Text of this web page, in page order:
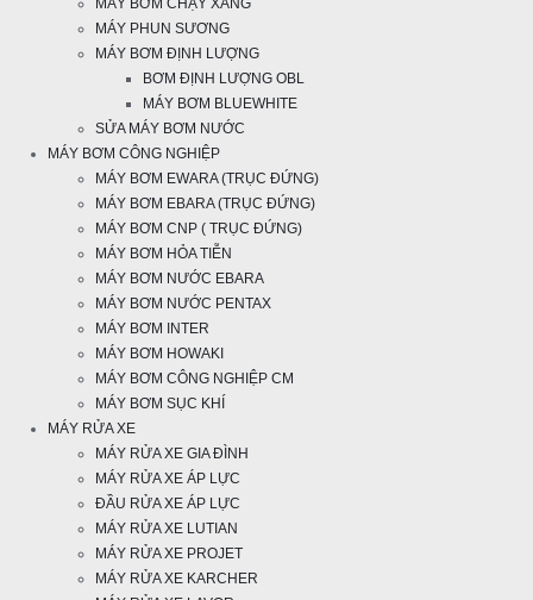
MÁY BƠM CHẠY XĂNG
MÁY PHUN SƯƠNG
MÁY BƠM ĐỊNH LƯỢNG
BƠM ĐỊNH LƯỢNG OBL
MÁY BƠM BLUEWHITE
SỬA MÁY BƠM NƯỚC
MÁY BƠM CÔNG NGHIỆP
MÁY BƠM EWARA (TRỤC ĐỨNG)
MÁY BƠM EBARA (TRỤC ĐỨNG)
MÁY BƠM CNP ( TRỤC ĐỨNG)
MÁY BƠM HỎA TIỄN
MÁY BƠM NƯỚC EBARA
MÁY BƠM NƯỚC PENTAX
MÁY BƠM INTER
MÁY BƠM HOWAKI
MÁY BƠM CÔNG NGHIỆP CM
MÁY BƠM SỤC KHÍ
MÁY RỬA XE
MÁY RỬA XE GIA ĐÌNH
MÁY RỬA XE ÁP LỰC
ĐẦU RỬA XE ÁP LỰC
MÁY RỬA XE LUTIAN
MÁY RỬA XE PROJET
MÁY RỬA XE KARCHER